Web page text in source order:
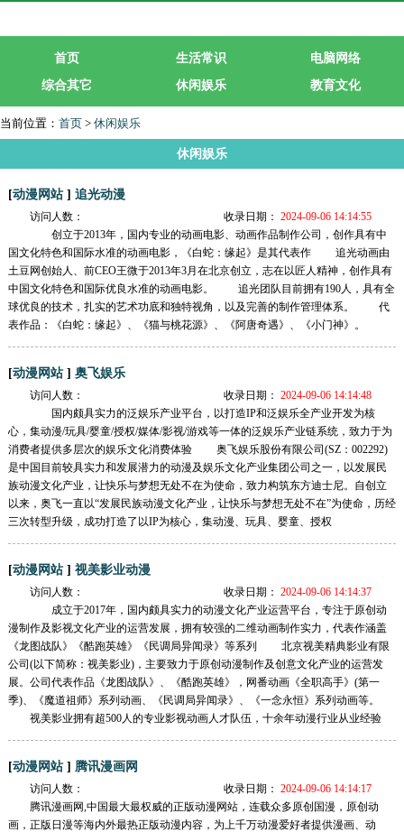
首页 生活常识
电脑网络
综合其它
休闲娱乐
教育文化
当前位置： 首页 > 休闲娱乐
休闲娱乐
[动漫网站 ] 追光动漫
访问人数： 收录日期： 2024-09-06 14:14:55
创立于2013年，国内专业的动画电影、动画作品制作公司，创作具有中
国文化特色和国际水准的动画电影，《白蛇：缘起》是其代表作 追光动画由
土豆网创始人、前CEO王微于2013年3月在北京创立，志在以匠人精神，创作具有
中国文化特色和国际优良水准的动画电影。 追光团队目前拥有190人，具有全
球优良的技术，扎实的艺术功底和独特视角，以及完善的制作管理体系。 代
表作品：《白蛇：缘起》、《猫与桃花源》、《阿唐奇遇》、《小门神》。
[动漫网站 ] 奥飞娱乐
访问人数： 收录日期： 2024-09-06 14:14:48
国内颇具实力的泛娱乐产业平台，以打造IP和泛娱乐全产业开发为核
心，集动漫/玩具/婴童/授权/媒体/影视/游戏等一体的泛娱乐产业链系统，致力于为
消费者提供多层次的娱乐文化消费体验 奥飞娱乐股份有限公司(SZ：002292)
是中国目前较具实力和发展潜力的动漫及娱乐文化产业集团公司之一，以发展民
族动漫文化产业，让快乐与梦想无处不在为使命，致力构筑东方迪士尼。自创立
以来，奥飞一直以“发展民族动漫文化产业，让快乐与梦想无处不在”为使命，历经
三次转型升级，成功打造了以IP为核心，集动漫、玩具、婴童、授权
[动漫网站 ] 视美影业动漫
访问人数： 收录日期： 2024-09-06 14:14:37
成立于2017年，国内颇具实力的动漫文化产业运营平台，专注于原创动
漫制作及影视文化产业的运营发展，拥有较强的二维动画制作实力，代表作涵盖
《龙图战队》《酷跑英雄》《民调局异闻录》等系列 北京视美精典影业有限
公司(以下简称：视美影业)，主要致力于原创动漫制作及创意文化产业的运营发
展。公司代表作品《龙图战队》、《酷跑英雄》，网番动画《全职高手》(第一
季)、《魔道祖师》系列动画、《民调局异闻录》、《一念永恒》系列动画等。
视美影业拥有超500人的专业影视动画人才队伍，十余年动漫行业从业经验
[动漫网站 ] 腾讯漫画网
访问人数： 收录日期： 2024-09-06 14:14:17
腾讯漫画网,中国最大最权威的正版动漫网站，连载众多原创国漫，原创动
画，正版日漫等海内外最热正版动漫内容，为上千万动漫爱好者提供漫画、动